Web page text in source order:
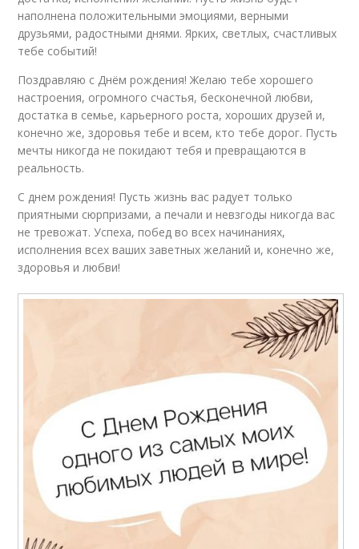
наполнена положительными эмоциями, верными
друзьями, радостными днями. Ярких, светлых, счастливых
тебе событий!
Поздравляю с Днём рождения! Желаю тебе хорошего
настроения, огромного счастья, бесконечной любви,
достатка в семье, карьерного роста, хороших друзей и,
конечно же, здоровья тебе и всем, кто тебе дорог. Пусть
мечты никогда не покидают тебя и превращаются в
реальность.
С днем рождения! Пусть жизнь вас радует только
приятными сюрпризами, а печали и невзгоды никогда вас
не тревожат. Успеха, побед во всех начинаниях,
исполнения всех ваших заветных желаний и, конечно же,
здоровья и любви!